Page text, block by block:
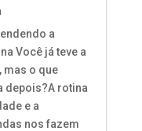
a
Você já teve a
mas o que
depois?A rotina
e a
nos fazem